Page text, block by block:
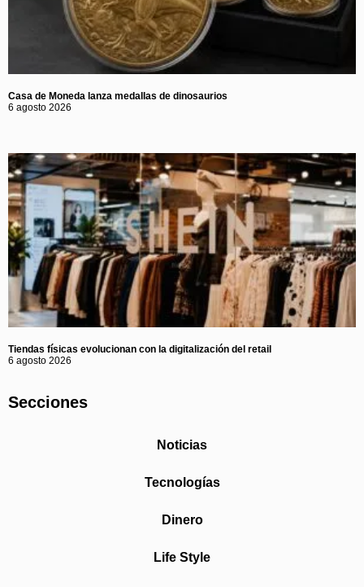
Casa de Moneda lanza medallas de dinosaurios
6 agosto 2026
Tiendas físicas evolucionan con la digitalización del retail
6 agosto 2026
Secciones
Noticias
Tecnologías
Dinero
Life Style